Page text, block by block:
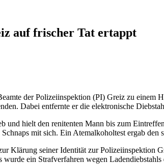
auf frischer Tat ertappt
der Polizeiinspektion (PI) Greiz zu einem
Dabei entfernte er die elektronische
und hielt den renitenten Mann bis zum
mit sich. Ein Atemalkoholtest ergab den
Klärung seiner Identität zur Polizeiinspektion
ein Strafverfahren wegen Ladendiebstahls